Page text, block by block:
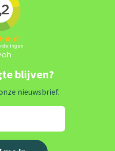
blijven?
nieuwsbrief.